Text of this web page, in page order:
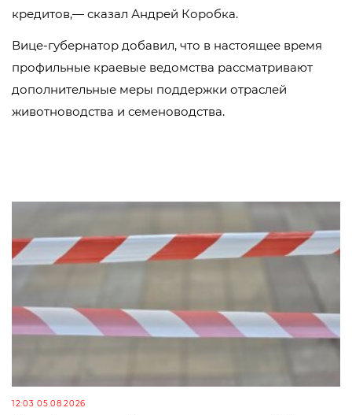
кредитов,— сказал Андрей Коробка.
Вице-губернатор добавил, что в настоящее время
профильные краевые ведомства рассматривают
дополнительные меры поддержки отраслей
животноводства и семеноводства.
12:03 05.08.2026